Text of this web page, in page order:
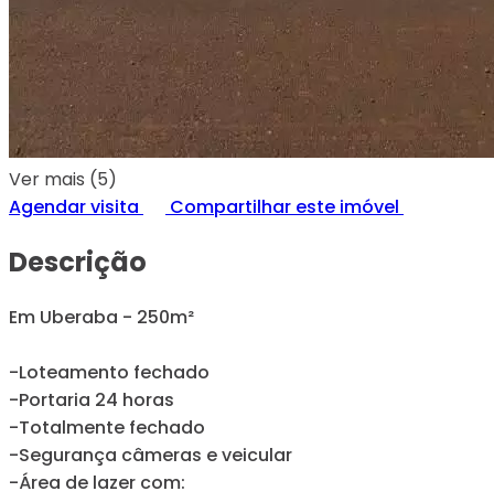
Ver mais (5)
Agendar visita
Compartilhar este imóvel
Descrição
Em Uberaba - 250m²
-Loteamento fechado
-Portaria 24 horas
-Totalmente fechado
-Segurança câmeras e veicular
-Área de lazer com: